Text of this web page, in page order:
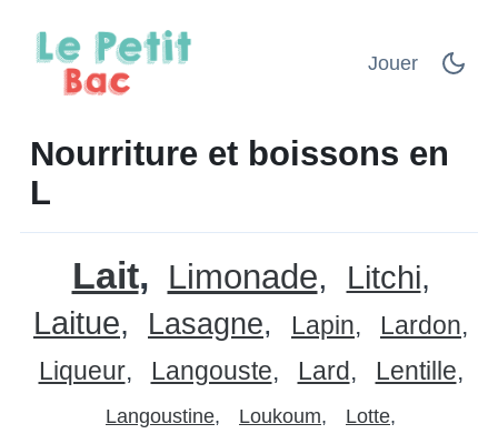
Jouer
Nourriture et boissons en
L
Lait Limonade
Litchi
Laitue
Lasagne Lapin
Lardon
Liqueur
Langouste Lard Lentille
Langoustine Loukoum Lotte